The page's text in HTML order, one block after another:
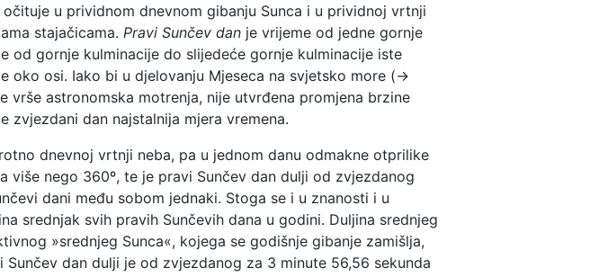
u prividnom dnevnom gibanju Sunca i u prividnoj vrtnji
stajačicama. Pravi Sunčev dan je vrijeme od jedne gornje
od gornje kulminacije do slijedeće gornje kulminacije iste
oko osi. Iako bi u djelovanju Mjeseca na svjetsko more (→
astronomska motrenja, nije utvrđena promjena brzine
zvjezdani dan najstalnija mjera vremena.
dnevnoj vrtnji neba, pa u jednom danu odmakne otprilike
više nego 360º, te je pravi Sunčev dan dulji od zvjezdanog
dani među sobom jednaki. Stoga se i u znanosti i u
srednjak svih pravih Sunčevih dana u godini. Duljina srednjeg
»srednjeg Sunca«, kojega se godišnje gibanje zamišlja,
dan dulji je od zvjezdanog za 3 minute 56,56 sekunda